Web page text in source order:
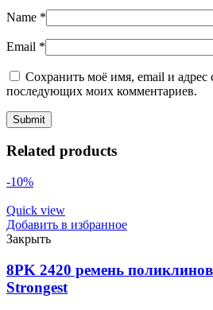
Name *
Email *
Сохранить моё имя, email и адрес
последующих моих комментариев.
Related products
-10%
Quick view
Добавить в избранное
Закрыть
8PK 2420 ремень
Strongest